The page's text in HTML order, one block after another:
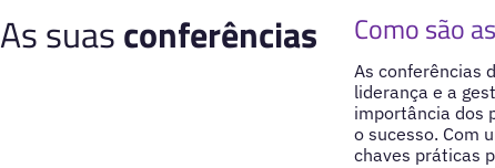
As suasconferências Como são
As conferências
liderança e a
importância dos
o sucesso. Com
chaves práticas